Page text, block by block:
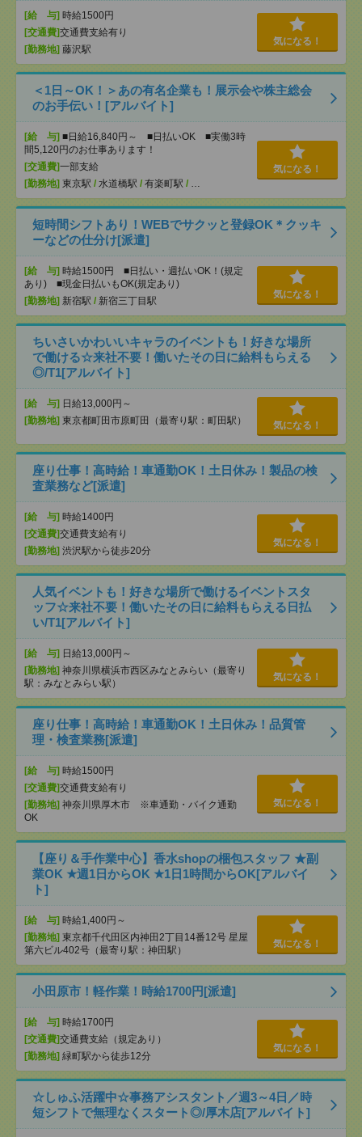
[給 与] 時給1500円
[交通費]交通費支給有り
[勤務地] 藤沢駅
気になる！
＜1日～OK！＞あの有名企業も！展示会や株主総会
のお手伝い！[アルバイト]
[給 与] ■日給16,840円～ ■日払いOK ■実働3時
間5,120円のお仕事あります！
[交通費]一部支給
[勤務地] 東京駅 / 水道橋駅 / 有楽町駅 / …
気になる！
短時間シフトあり！WEBでサクッと登録OK＊クッキ
ーなどの仕分け[派遣]
[給 与] 時給1500円 ■日払い・週払いOK！(規定
あり) ■現金日払いもOK(規定あり)
[勤務地] 新宿駅 / 新宿三丁目駅
気になる！
ちいさいかわいいキャラのイベントも！好きな場所
で働ける☆来社不要！働いたその日に給料もらえる
◎/T1[アルバイト]
[給 与] 日給13,000円～
[勤務地] 東京都町田市原町田（最寄り駅：町田駅） 気になる！
座り仕事！高時給！車通勤OK！土日休み！製品の検
査業務など[派遣]
[給 与] 時給1400円
[交通費]交通費支給有り
[勤務地] 渋沢駅から徒歩20分
気になる！
人気イベントも！好きな場所で働けるイベントスタ
ッフ☆来社不要！働いたその日に給料もらえる日払
い/T1[アルバイト]
[給 与] 日給13,000円～
[勤務地] 神奈川県横浜市西区みなとみらい（最寄り
駅：みなとみらい駅）
気になる！
座り仕事！高時給！車通勤OK！土日休み！品質管
理・検査業務[派遣]
[給 与] 時給1500円
[交通費]交通費支給有り
[勤務地] 神奈川県厚木市 ※車通勤・バイク通勤
OK
気になる！
【座り＆手作業中心】香水shopの梱包スタッフ ★副
業OK ★週1日からOK ★1日1時間からOK[アルバイ
ト]
[給 与] 時給1,400円～
[勤務地] 東京都千代田区内神田2丁目14番12号 星屋
第六ビル402号（最寄り駅：神田駅）
気になる！
小田原市！軽作業！時給1700円[派遣]
[給 与] 時給1700円
[交通費]交通費支給（規定あり）
[勤務地] 緑町駅から徒歩12分
気になる！
☆しゅふ活躍中☆事務アシスタント／週3～4日／時
短シフトで無理なくスタート◎/厚木店[アルバイト]